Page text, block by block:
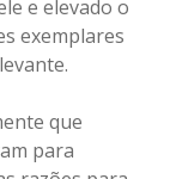
e elevado o
exemplares
que
para